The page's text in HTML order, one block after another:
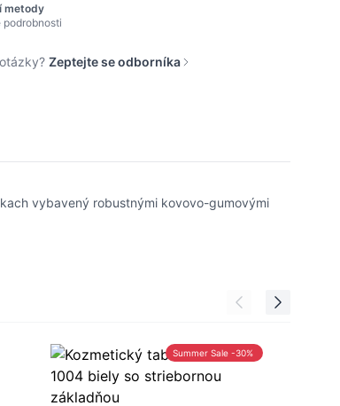
metody
Zeptejte se odborníka
vybavený robustnými kovovo-gumovými
Summer Sale -30%